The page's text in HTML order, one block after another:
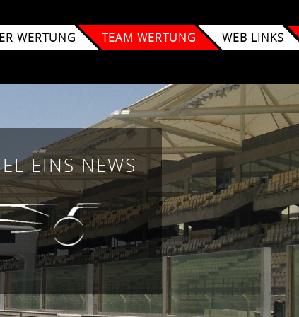
WERTUNG TEAM WERTUNG
WEB LINKS
EINS NEWS